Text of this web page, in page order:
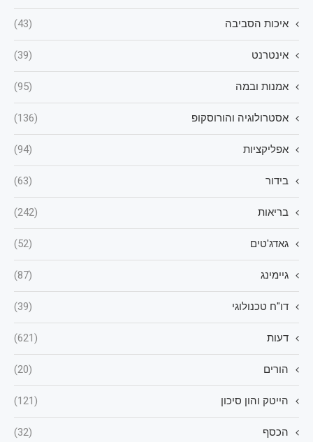
איכות הסביבה (43)
אינטרנט (39)
אמנות ובמה (95)
אסטרולוגיה והורוסקופ (136)
אפליקציות (94)
בידור (63)
בריאות (242)
גאדג'טים (52)
גיימינג (87)
דו"ח טכנולוגי (39)
דעות (621)
הורים (20)
הייטק והון סיכון (121)
הכסף (32)